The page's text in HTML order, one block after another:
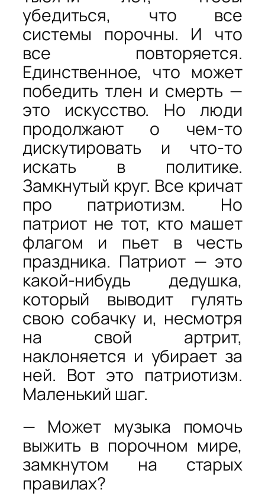
убедиться, что все
системы порочны. И что
все повторяется.
Единственное, что может
победить тлен и смерть —
это искусство. Но люди
продолжают о чем-то
дискутировать и что-то
искать в политике.
Замкнутый круг. Все кричат
про патриотизм. Но
патриот не тот, кто машет
флагом и пьет в честь
праздника. Патриот — это
какой-нибудь дедушка,
который выводит гулять
свою собачку и, несмотря
на свой артрит,
наклоняется и убирает за
ней. Вот это патриотизм.
Маленький шаг.
— Может музыка помочь
выжить в порочном мире,
замкнутом на старых
правилах?